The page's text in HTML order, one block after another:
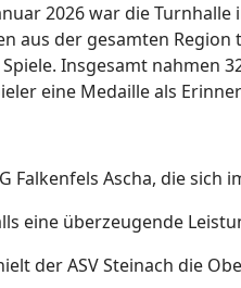
2026 war die
aus der gesamten Region
Insgesamt nahmen
eine Medaille als
Falkenfels Ascha, die sich
eine überzeugende
der ASV Steinach die